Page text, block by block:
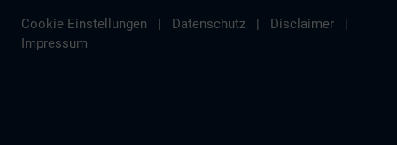
Cookie Einstellungen | Datenschutz | Disclaimer
|
Impressum